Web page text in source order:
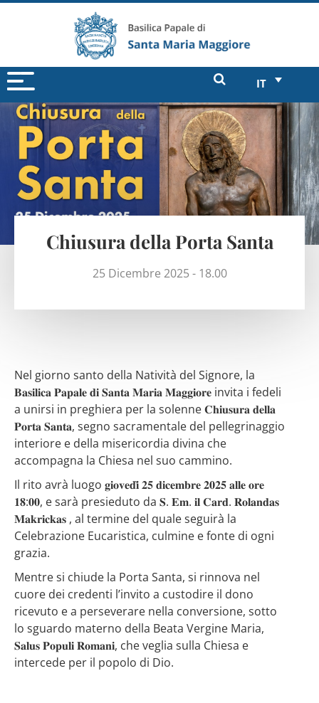
IT
Chiusura della Porta Santa
25 Dicembre 2025 - 18.00
Nel giorno santo della Natività del Signore, la
𝐁𝐚𝐬𝐢𝐥𝐢𝐜𝐚 𝐏𝐚𝐩𝐚𝐥𝐞 𝐝𝐢 𝐒𝐚𝐧𝐭𝐚 𝐌𝐚𝐫𝐢𝐚 𝐌𝐚𝐠𝐠𝐢𝐨𝐫𝐞 invita i fedeli
a unirsi in preghiera per la solenne 𝐂𝐡𝐢𝐮𝐬𝐮𝐫𝐚 𝐝𝐞𝐥𝐥𝐚
𝐏𝐨𝐫𝐭𝐚 𝐒𝐚𝐧𝐭𝐚, segno sacramentale del pellegrinaggio
interiore e della misericordia divina che
accompagna la Chiesa nel suo cammino.
Il rito avrà luogo 𝐠𝐢𝐨𝐯𝐞𝐝𝐢̀ 𝟐𝟓 𝐝𝐢𝐜𝐞𝐦𝐛𝐫𝐞 𝟐𝟎𝟐𝟓 𝐚𝐥𝐥𝐞 𝐨𝐫𝐞
𝟏𝟖:𝟎𝟎, e sarà presieduto da 𝐒. 𝐄𝐦. 𝐢𝐥 𝐂𝐚𝐫𝐝. 𝐑𝐨𝐥𝐚𝐧𝐝𝐚𝐬
𝐌𝐚𝐤𝐫𝐢𝐜𝐤𝐚𝐬 , al termine del quale seguirà la
Celebrazione Eucaristica, culmine e fonte di ogni
grazia.
Mentre si chiude la Porta Santa, si rinnova nel
cuore dei credenti l’invito a custodire il dono
ricevuto e a perseverare nella conversione, sotto
lo sguardo materno della Beata Vergine Maria,
𝐒𝐚𝐥𝐮𝐬 𝐏𝐨𝐩𝐮𝐥𝐢 𝐑𝐨𝐦𝐚𝐧𝐢, che veglia sulla Chiesa e
intercede per il popolo di Dio.